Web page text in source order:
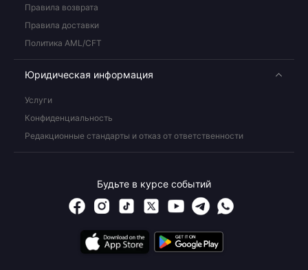
Правила возврата
Правила доставки
Политика AML/CFT
Юридическая информация
Услуги
Конфиденциальность
Редакционные стандарты и отказ от ответственности
Будьте в курсе событий